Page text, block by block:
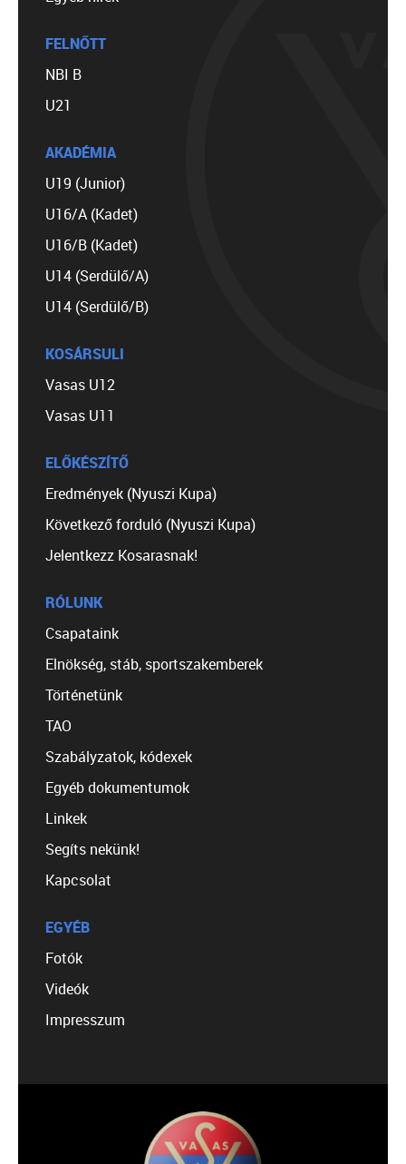
FELNŐTT
NBI B
U21
AKADÉMIA
U19 (Junior)
U16/A (Kadet)
U16/B (Kadet)
U14 (Serdülő/A)
U14 (Serdülő/B)
KOSÁRSULI
Vasas U12
Vasas U11
ELŐKÉSZÍTŐ
Eredmények (Nyuszi Kupa)
Következő forduló (Nyuszi Kupa)
Jelentkezz Kosarasnak!
RÓLUNK
Csapataink
Elnökség, stáb, sportszakemberek
Történetünk
TAO
Szabályzatok, kódexek
Egyéb dokumentumok
Linkek
Segíts nekünk!
Kapcsolat
EGYÉB
Fotók
Videók
Impresszum